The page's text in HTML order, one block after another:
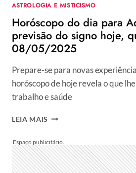
ASTROLOGIA E MISTICISMO
Horóscopo do dia para
previsão do signo hoje,
08/05/2025
Prepare-se para novas
horóscopo de hoje revela o que
trabalho e saúde
LEIA MAIS HORÓSCOPO
PARA
AQUÁRIO:
VEJA